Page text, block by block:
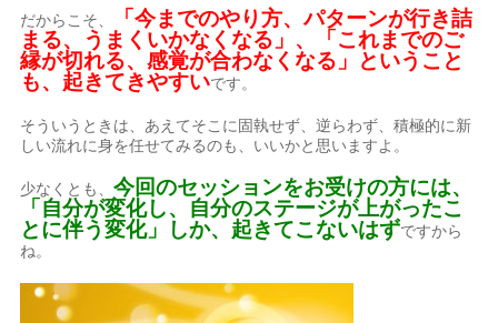
だからこそ、
「今までのやり方、パターンが行き詰
まる、うまくいかなくなる」、「これまでのご
縁が切れる、感覚が合わなくなる」ということ
も、起きてきやすいです。
そういうときは、あえてそこに固執せず、逆らわず、積極的に新
しい流れに身を任せてみるのも、いいかと思いますよ。
少なくとも、今回のセッションをお受けの方には、
「自分が変化し、自分のステージが上がったこ
とに伴う変化」しか、起きてこないはずですから
ね。